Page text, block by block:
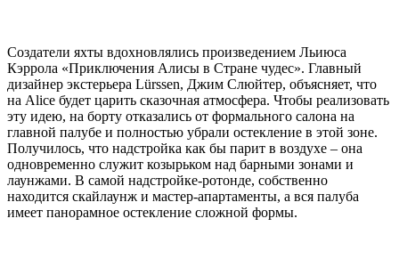
Создатели яхты вдохновлялись произведением Льиюса
Кэррола «Приключения Алисы в Стране чудес». Главный
дизайнер экстерьера Lürssen, Джим Слюйтер, объясняет, что
на Alice будет царить сказочная атмосфера. Чтобы реализовать
эту идею, на борту отказались от формального салона на
главной палубе и полностью убрали остекление в этой зоне.
Получилось, что надстройка как бы парит в воздухе – она
одновременно служит козырьком над барными зонами и
лаунжами. В самой надстройке-ротонде, собственно
находится скайлаунж и мастер-апартаменты, а вся палуба
имеет панорамное остекление сложной формы.